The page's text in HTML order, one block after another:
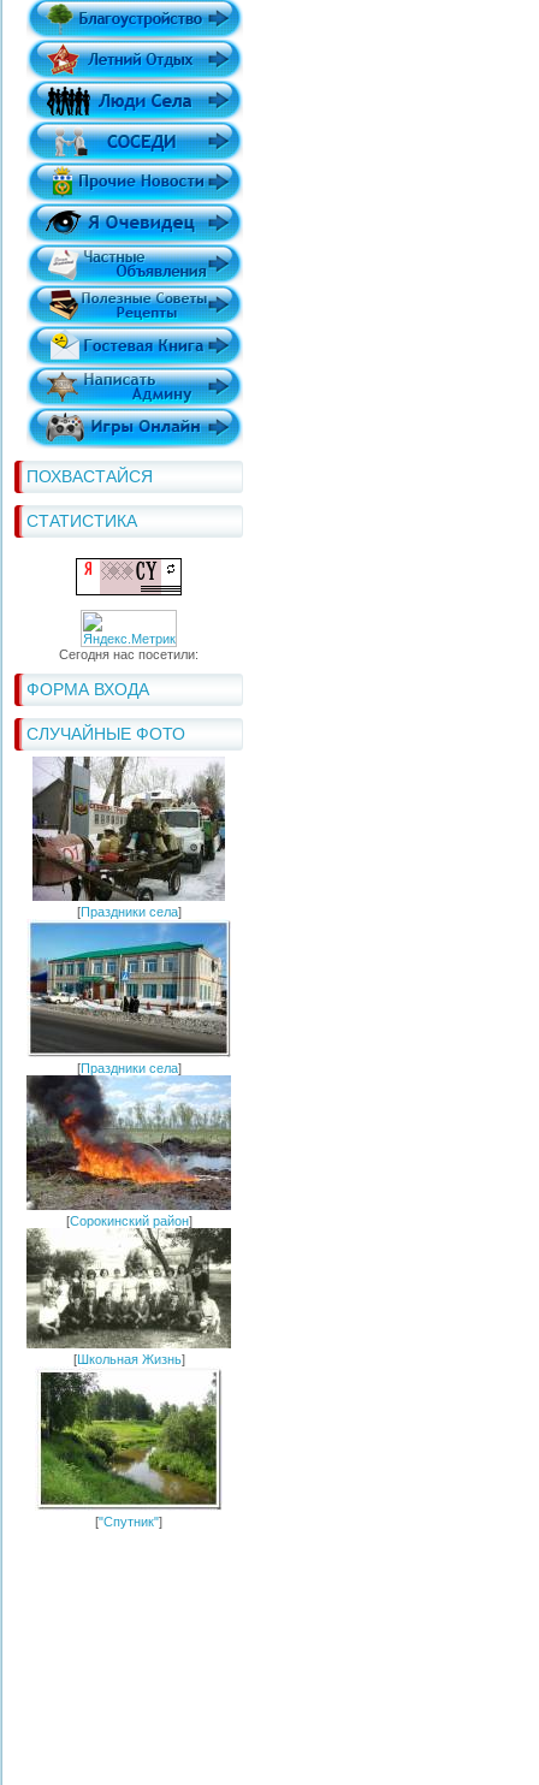
ПОХВАСТАЙСЯ
СТАТИСТИКА
Сегодня нас посетили:
ФОРМА ВХОДА
СЛУЧАЙНЫЕ ФОТО
[Праздники села]
[Праздники села]
[Сорокинский район]
[Школьная Жизнь]
["Спутник"]